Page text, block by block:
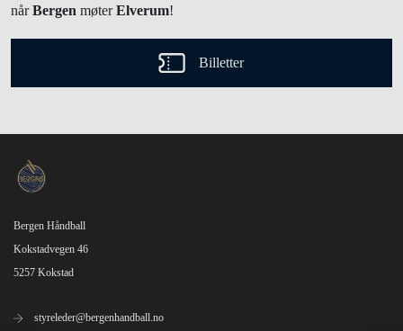
nårBergen møterElverum!
Billetter
Bergen Håndball
Kokstadvegen 46
5257 Kokstad
styreleder@bergenhandball.no